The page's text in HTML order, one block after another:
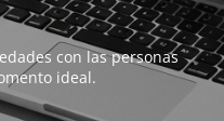
con las personas
ideal.